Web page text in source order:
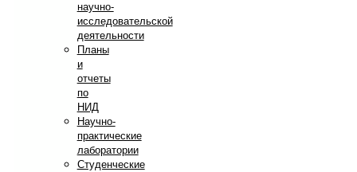
научно-
исследовательской
деятельности
Планы
и
отчеты
по
НИД
Научно-
практические
лаборатории
Студенческие